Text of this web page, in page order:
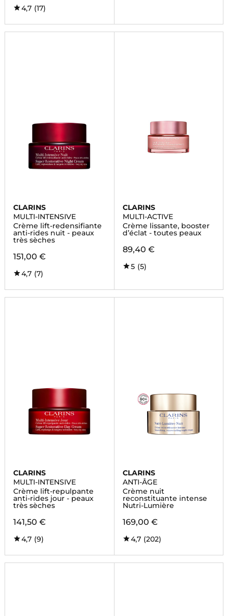
4,7 (17)
CLARINS
MULTI-INTENSIVE
Crème lift-redensifiante
anti-rides nuit - peaux
très sèches
151,00 €
4,7 (7)
CLARINS
MULTI-ACTIVE
Crème lissante, booster
d’éclat - toutes peaux
89,40 €
5 (5)
CLARINS
MULTI-INTENSIVE
Crème lift-repulpante
anti-rides jour - peaux
très sèches
141,50 €
4,7 (9)
CLARINS
ANTI-ÂGE
Crème nuit
reconstituante intense
Nutri-Lumière
169,00 €
4,7 (202)